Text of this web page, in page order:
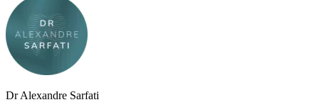
Dr Alexandre Sarfati